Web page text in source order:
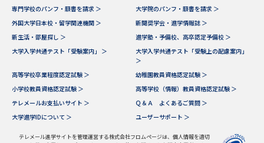
資料の料金の
受付内容・発送状況の確認
テレメール
お支払いサイト
特定商取引表記
テレメール進学カタログ
専門学校のパンフ・願書を請求 ＞
大学院のパンフ・願書を請求 ＞
外国大学日本校・留学関連機関 ＞
新聞奨学会・進学情報誌 ＞
新生活・部屋探し ＞
進学塾・予備校、高卒認定予備校 ＞
大学入学共通テスト「受験案内」 ＞
大学入学共通テスト「受験上の配慮案内」
＞
高等学校卒業程度認定試験 ＞
幼稚園教員資格認定試験 ＞
小学校教員資格認定試験 ＞
高等学校（情報）教員資格認定試験 ＞
テレメールお支払いサイト ＞
Ｑ＆Ａ よくあるご質問 ＞
大学進学IDについて ＞
ユーザーサポート ＞
テレメール進学サイトを管理運営する株式会社フロムページは、個人情報を適切